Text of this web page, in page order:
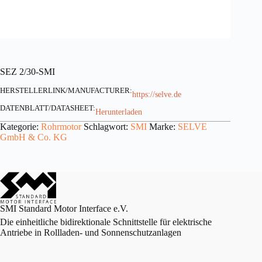
SEZ 2/30-SMI
HERSTELLERLINK/MANUFACTURER:https://selve.de
DATENBLATT/DATASHEET:Herunterladen
Kategorie: Rohrmotor Schlagwort: SMI Marke: SELVE
GmbH & Co. KG
SMI Standard Motor Interface e.V.
Die einheitliche bidirektionale Schnittstelle für elektrische
Antriebe in Rollladen- und Sonnenschutzanlagen